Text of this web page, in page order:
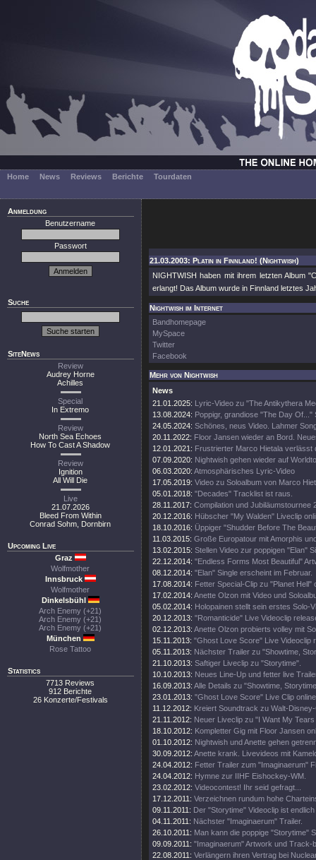
Home News Reviews Berichte Tourdaten
Anmeldung
Benutzername
Passwort
Suche
SiteNews
Review
Audrey Horne
Achilles
Special
In Extremo
Review
North Sea Echoes
How To Cast A Shadow
Review
Ignition
All Will Die
Live
21.07.2026
Bleed From Within
Conrad Sohm, Dornbirn
Upcoming Live
Graz
Wolfmother
Innsbruck
Wolfmother
Dinkelsbühl
Arch Enemy (+21)
Arch Enemy (+21)
Arch Enemy (+21)
München
Rose Tattoo
Statistics
7713 Reviews
912 Berichte
26 Konzerte/Festivals
21.03.2003: Platin in Finnland! (Nightwish)
NIGHTWISH haben mit ihrem letzten Album
erlangt! Das Album wurde in Finnland letztes
Nightwish im Internet
Bandhomepage
MySpace
Twitter
Facebook
Mehr von Nightwish
News
21.01.2025: Lyric-Video zu "The Antikythera
13.08.2024: Poppigr, grandiose "The Day Of..."
24.05.2024: Schönes, neus Video. Lahmer
20.11.2022: Floor Jansen wieder an Bord.
12.01.2021: Frustrierter Marco Hietala verlässt
07.09.2020: Nightwish gehen wieder auf
06.03.2020: Atmosphärisches Lyric-Video
17.05.2019: Video zu Soloalbum von Marco
05.01.2018: "Decades" Tracklist ist raus.
28.11.2017: Compilation und Jubiläumstournee
20.12.2016: Hübscher "My Walden" Liveclip
18.10.2016: Üppiger "Shudder Before The
11.03.2015: Große Europatour mit Amorphis
13.02.2015: Stellen Video zur poppigen "Elan"
22.12.2014: "Endless Forms Most Beautiful"
08.12.2014: "Elan" Single erscheint im Februar.
17.08.2014: Fetter Special-Clip zu "Planet Hell"
17.02.2014: Anette Olzon mit Video und
05.02.2014: Holopainen stellt sein erstes Solo-
20.12.2013: "Romanticide" Live Videoclip
02.12.2013: Anette Olzon probierts volley mit
15.11.2013: "Ghost Love Score" Live Videoclip
05.11.2013: Nächster Trailer zu "Showtime,
21.10.2013: Saftiger Liveclip zu "Storytime".
10.10.2013: Neues Line-Up und fetter live
16.09.2013: Alle Details zu "Showtime,
23.01.2013: "Ghost Love Score" Live Clip
11.12.2012: Kreiert Soundtrack zu Walt-
21.11.2012: Neuer Liveclip zu "I Want My
18.10.2012: Kompletter Gig mit Floor Jansen
01.10.2012: Nightwish und Anette gehen
30.09.2012: Anette krank. Livevideos mit
24.04.2012: Fetter Trailer zum "Imaginaerum"
24.04.2012: Hymne zur IIHF Eishockey-WM.
23.02.2012: Videocontest! Ihr seid gefragt...
17.12.2011: Verzeichnen rundum hohe
09.11.2011: Der "Storytime" Videoclip ist endlich
04.11.2011: Nächster "Imaginaerum" Trailer.
26.10.2011: Man kann die poppige "Storytime"
09.09.2011: "Imaginaerum" Artwork und Track-
22.08.2011: Verlängern ihren Vertrag bei